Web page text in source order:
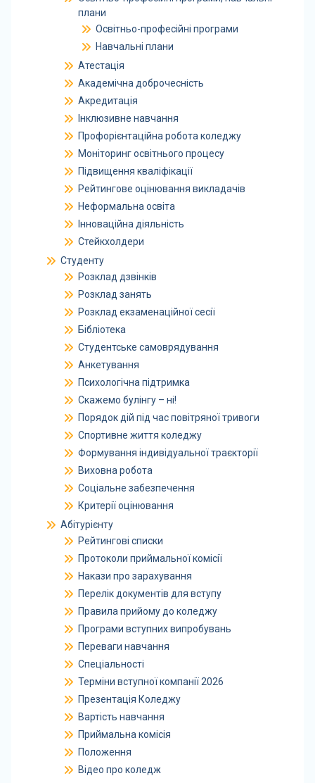
плани
Освітньо-професійні програми
Навчальні плани
Атестація
Академічна доброчесність
Акредитація
Інклюзивне навчання
Профорієнтаційна робота коледжу
Моніторинг освітнього процесу
Підвищення кваліфікації
Рейтингове оцінювання викладачів
Неформальна освіта
Інноваційна діяльність
Стейкхолдери
Студенту
Розклад дзвінків
Розклад занять
Розклад екзаменаційної сесії
Бібліотека
Студентське самоврядування
Анкетування
Психологічна підтримка
Скажемо булінгу – ні!
Порядок дій під час повітряної тривоги
Спортивне життя коледжу
Формування індивідуальної траєкторії
Виховна робота
Соціальне забезпечення
Критерії оцінювання
Абітурієнту
Рейтингові списки
Протоколи приймальної комісії
Накази про зарахування
Перелік документів для вступу
Правила прийому до коледжу
Програми вступних випробувань
Переваги навчання
Спеціальності
Терміни вступної компанії 2026
Презентація Коледжу
Вартість навчання
Приймальна комісія
Положення
Відео про коледж